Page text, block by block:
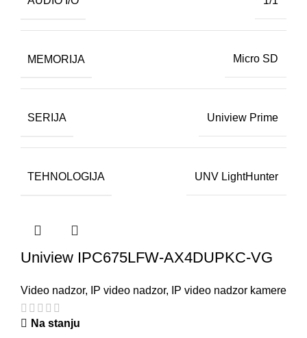
MEMORIJA Micro SD
SERIJA Uniview Prime
TEHNOLOGIJA UNV LightHunter
Uniview IPC675LFW-AX4DUPKC-VG
Video nadzor, IP video nadzor, IP video nadzor kamere
Na stanju